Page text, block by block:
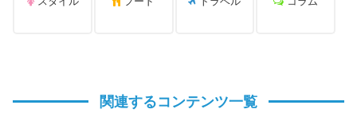
関連するコンテンツ一覧